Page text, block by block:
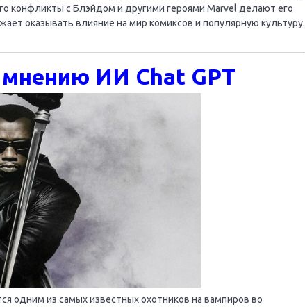
конфликты с Блэйдом и другими героями Marvel делают его
оказывать влияние на мир комиксов и популярную культуру.
ИИ Chat GPT
одним из самых известных охотников на вампиров во